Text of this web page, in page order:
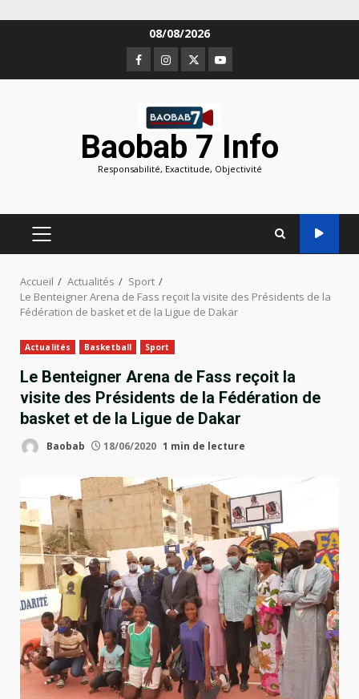
08/08/2026
Facebook
Instagram
TwitterYoutube
Baobab 7 Info
Responsabilité, Exactitude, Objectivité
MENU
PRINCIPAL
Accueil Actualités
Sport
Le Benteigner Arena de Fass reçoit la visite des Présidents de la
Fédération de basket et de la Ligue de Dakar
Actualités Basketball Sport
Le Benteigner Arena de Fass reçoit la
visite des Présidents de la Fédération de
basket et de la Ligue de Dakar
Baobab 18/06/2020 1 min de lecture